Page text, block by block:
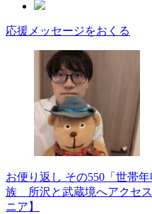
応援メッセージをおくる
お便り返し その550「世帯
族 所沢と武蔵境へアクセ
ニア】